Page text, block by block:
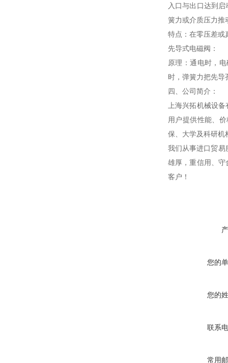
入口与出口达到
簧力或介质压力推
特点：在零压差或
先导式电磁阀：
原理：通电时，
时，弹簧力把先导
四、公司简介：
上海兴拓机械设
用户提供性能、
保、大学及科研机
我们从事进口贸易
雄厚，重信用、
客户！
您的
您的
联系
常用